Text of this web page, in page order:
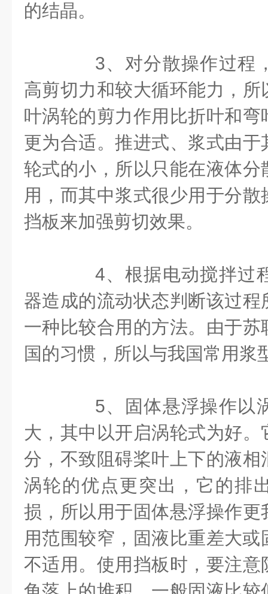
的结晶。
3、对分散操作过程
高剪切力和较大循环能力，
叶涡轮的剪力作用比折叶和
更为合适。推进式、浆式由
轮式的小，所以只能在液体
用，而其中浆式很少用于分
挡板来加强剪切效果。
4、根据电动搅拌过
器造成的流动状态判断该过
一种比较合用的方法。由于
国的习惯，所以与我国常用浆
5、固体悬浮操作以
大，其中以开启涡轮式为好
分，不致阻碍桨叶上下的液
涡轮的优点更突出，它的排
损，所以用于固体悬浮操作
用范围较窄，固液比重差大
不适用。使用挡板时，要注